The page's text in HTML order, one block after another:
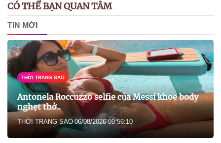
CÓ THỂ BẠN QUAN TÂM
TIN MỚI
THỜI TRANG SAO
Antonela Roccuzzo selfie của Messi khoe body
nghẹt thở..
THỜI TRANG SAO 06/08/2026 09:56:10